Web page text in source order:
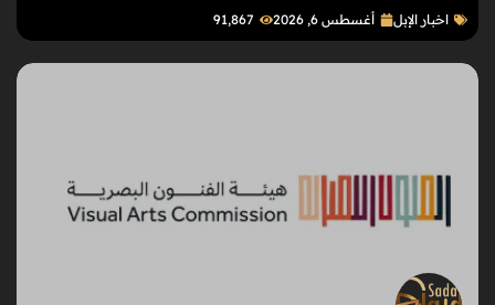
اخبار الإبل أغسطس 6, 2026 91٬867